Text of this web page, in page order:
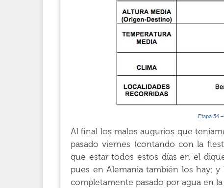
Etapa 54
Al final los malos augurios que
pasado viernes (contando con la
que estar todos estos días en el
pues en Alemania también los hay;
completamente pasado por agua en